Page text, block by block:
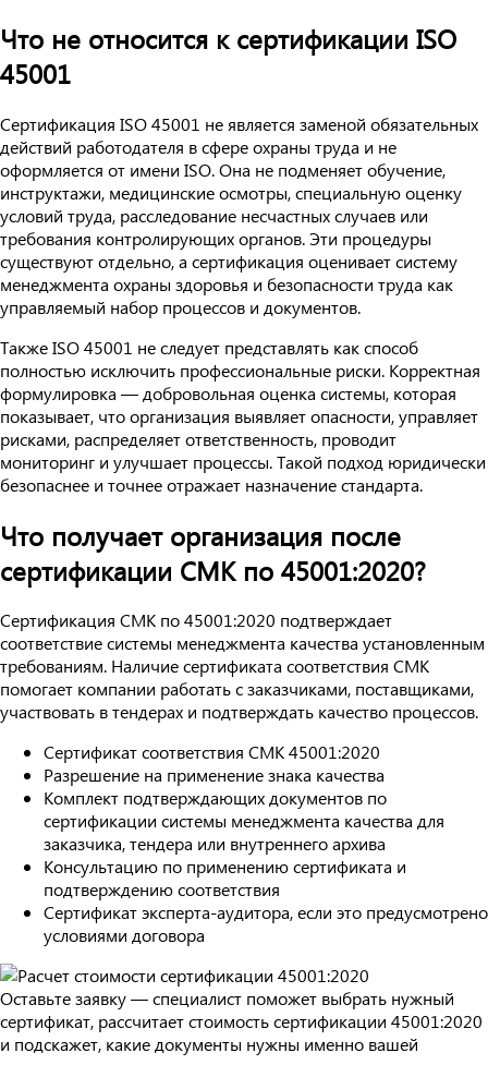
Что не относится к сертификации ISO
45001
Сертификация ISO 45001 не является заменой обязательных
действий работодателя в сфере охраны труда и не
оформляется от имени ISO. Она не подменяет обучение,
инструктажи, медицинские осмотры, специальную оценку
условий труда, расследование несчастных случаев или
требования контролирующих органов. Эти процедуры
существуют отдельно, а сертификация оценивает систему
менеджмента охраны здоровья и безопасности труда как
управляемый набор процессов и документов.
Также ISO 45001 не следует представлять как способ
полностью исключить профессиональные риски. Корректная
формулировка — добровольная оценка системы, которая
показывает, что организация выявляет опасности, управляет
рисками, распределяет ответственность, проводит
мониторинг и улучшает процессы. Такой подход юридически
безопаснее и точнее отражает назначение стандарта.
Что получает организация после
сертификации СМК по 45001:2020?
Сертификация СМК по 45001:2020 подтверждает
соответствие системы менеджмента качества установленным
требованиям. Наличие сертификата соответствия СМК
помогает компании работать с заказчиками, поставщиками,
участвовать в тендерах и подтверждать качество процессов.
Сертификат соответствия СМК 45001:2020
Разрешение на применение знака качества
Комплект подтверждающих документов по
сертификации системы менеджмента качества для
заказчика, тендера или внутреннего архива
Консультацию по применению сертификата и
подтверждению соответствия
Сертификат эксперта-аудитора, если это предусмотрено
условиями договора
Оставьте заявку — специалист поможет выбрать нужный
сертификат, рассчитает стоимость сертификации 45001:2020
и подскажет, какие документы нужны именно вашей